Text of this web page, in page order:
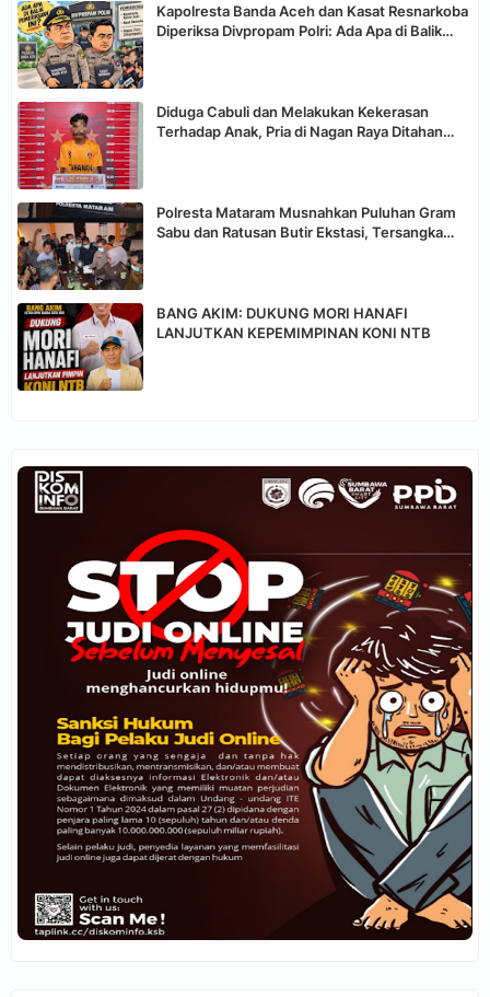
Kapolresta Banda Aceh dan Kasat Resnarkoba
Diperiksa Divpropam Polri: Ada Apa di Balik
Diduga Cabuli dan Melakukan Kekerasan
Terhadap Anak, Pria di Nagan Raya Ditahan
Polresta Mataram Musnahkan Puluhan Gram
Sabu dan Ratusan Butir Ekstasi, Tersangka
BANG AKIM: DUKUNG MORI HANAFI
LANJUTKAN KEPEMIMPINAN KONI NTB